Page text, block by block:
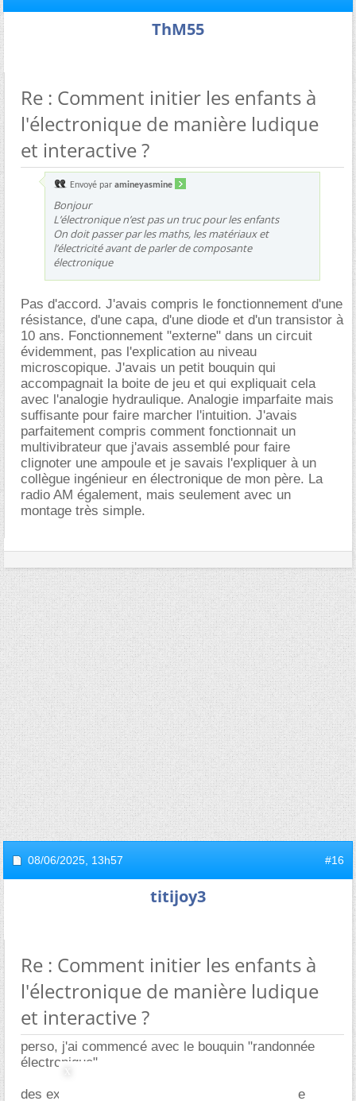
ThM55
Re : Comment initier les enfants à
l'électronique de manière ludique
et interactive ?
Envoyé par amineyasmine
Bonjour
L’électronique n’est pas un truc pour les enfants
On doit passer par les maths, les matériaux et
l’électricité avant de parler de composante
électronique
Pas d'accord. J'avais compris le fonctionnement d'une
résistance, d'une capa, d'une diode et d'un transistor à
10 ans. Fonctionnement "externe" dans un circuit
évidemment, pas l'explication au niveau
microscopique. J'avais un petit bouquin qui
accompagnait la boite de jeu et qui expliquait cela
avec l'analogie hydraulique. Analogie imparfaite mais
suffisante pour faire marcher l'intuition. J'avais
parfaitement compris comment fonctionnait un
multivibrateur que j'avais assemblé pour faire
clignoter une ampoule et je savais l'expliquer à un
collègue ingénieur en électronique de mon père. La
radio AM également, mais seulement avec un
montage très simple.
08/06/2025, 13h57 #16
titijoy3
Re : Comment initier les enfants à
l'électronique de manière ludique
et interactive ?
perso, j'ai commencé avec le bouquin "randonnée
électronique",
des explications simples, des schémas de base